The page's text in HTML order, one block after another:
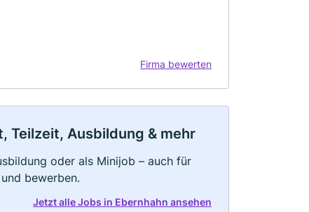
Firma bewerten
Teilzeit, Ausbildung & mehr
oder als Minijob – auch für
bewerben.
Jetzt alle Jobs in Ebernhahn ansehen